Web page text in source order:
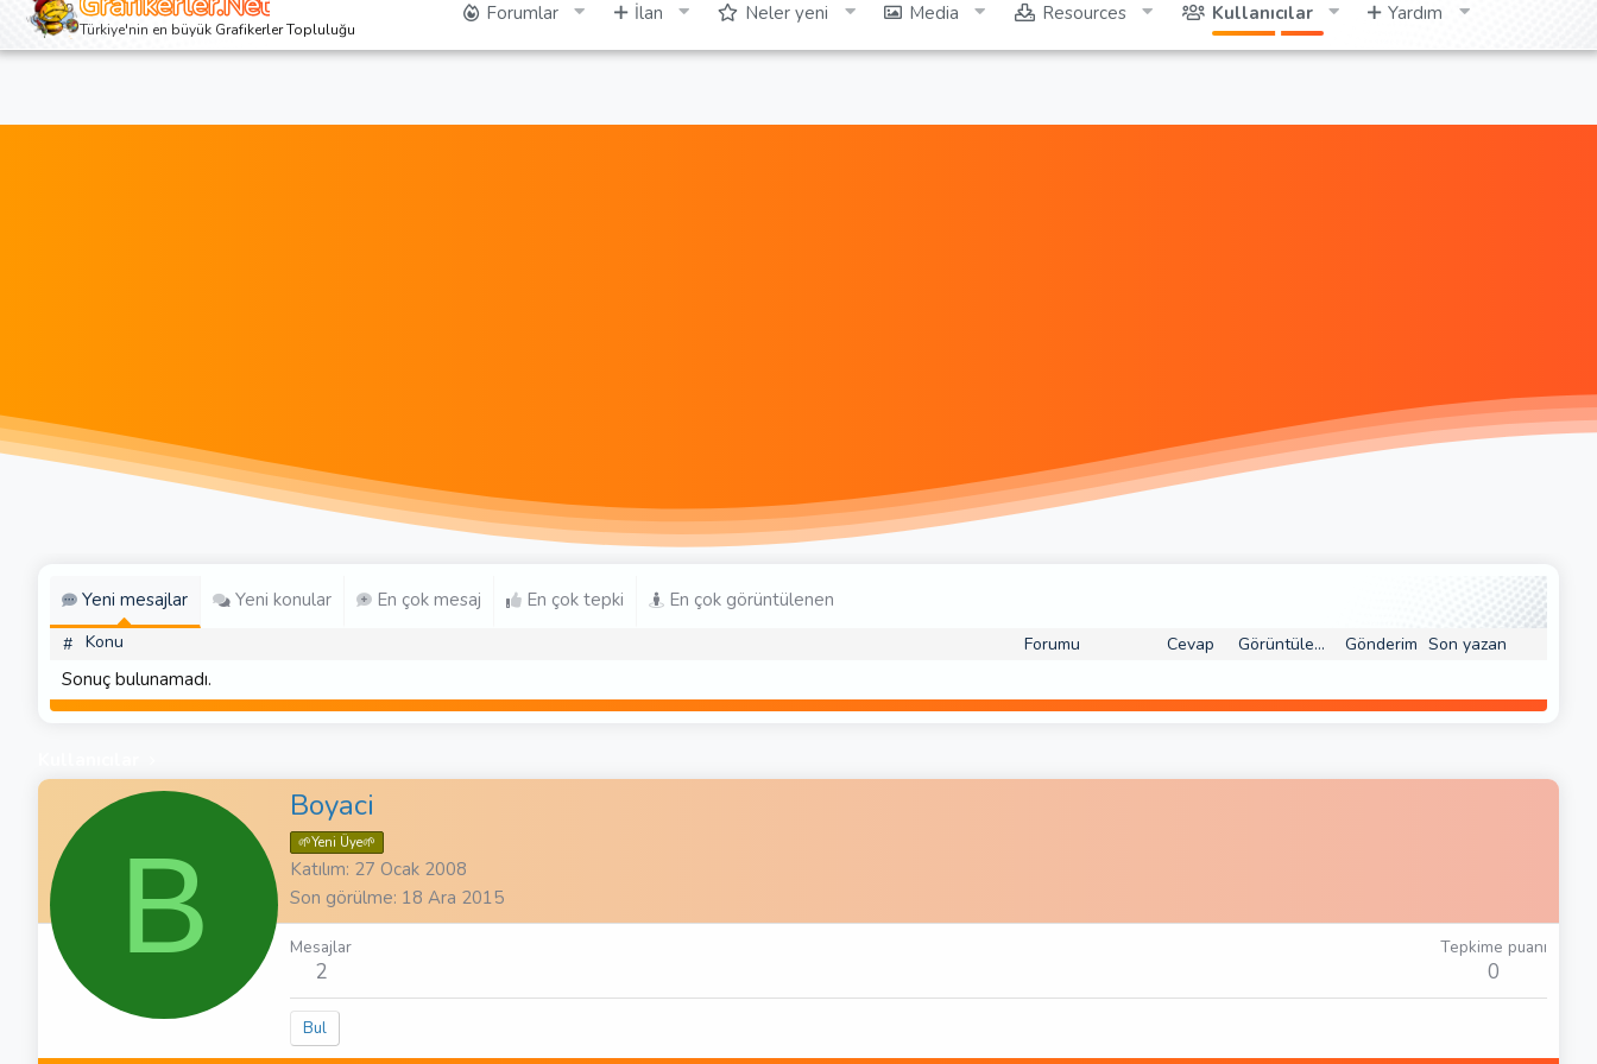
Giriş yap Kayıt ol
Türkiye'nin en büyük Grafikerler Topluluğu
Forumlar İlan Neler yeni Media Resources Kullanıcılar Yardım
Yeni mesajlar Yeni konular En çok mesaj En çok tepki En çok görüntülenen
# Konu Forumu Cevap Görüntüleme Gönderim Son yazan
Sonuç bulunamadı.
B
Boyaci
🌱Yeni Üye🌱
Katılım 27 Ocak 2008
Son görülme 18 Ara 2015
Mesajlar
2
Tepkime puanı
0
Bul